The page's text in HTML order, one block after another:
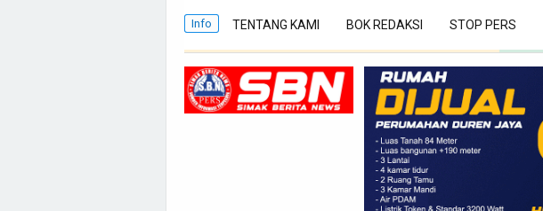
Info TENTANG KAMI BOK REDAKSI STOP PERS